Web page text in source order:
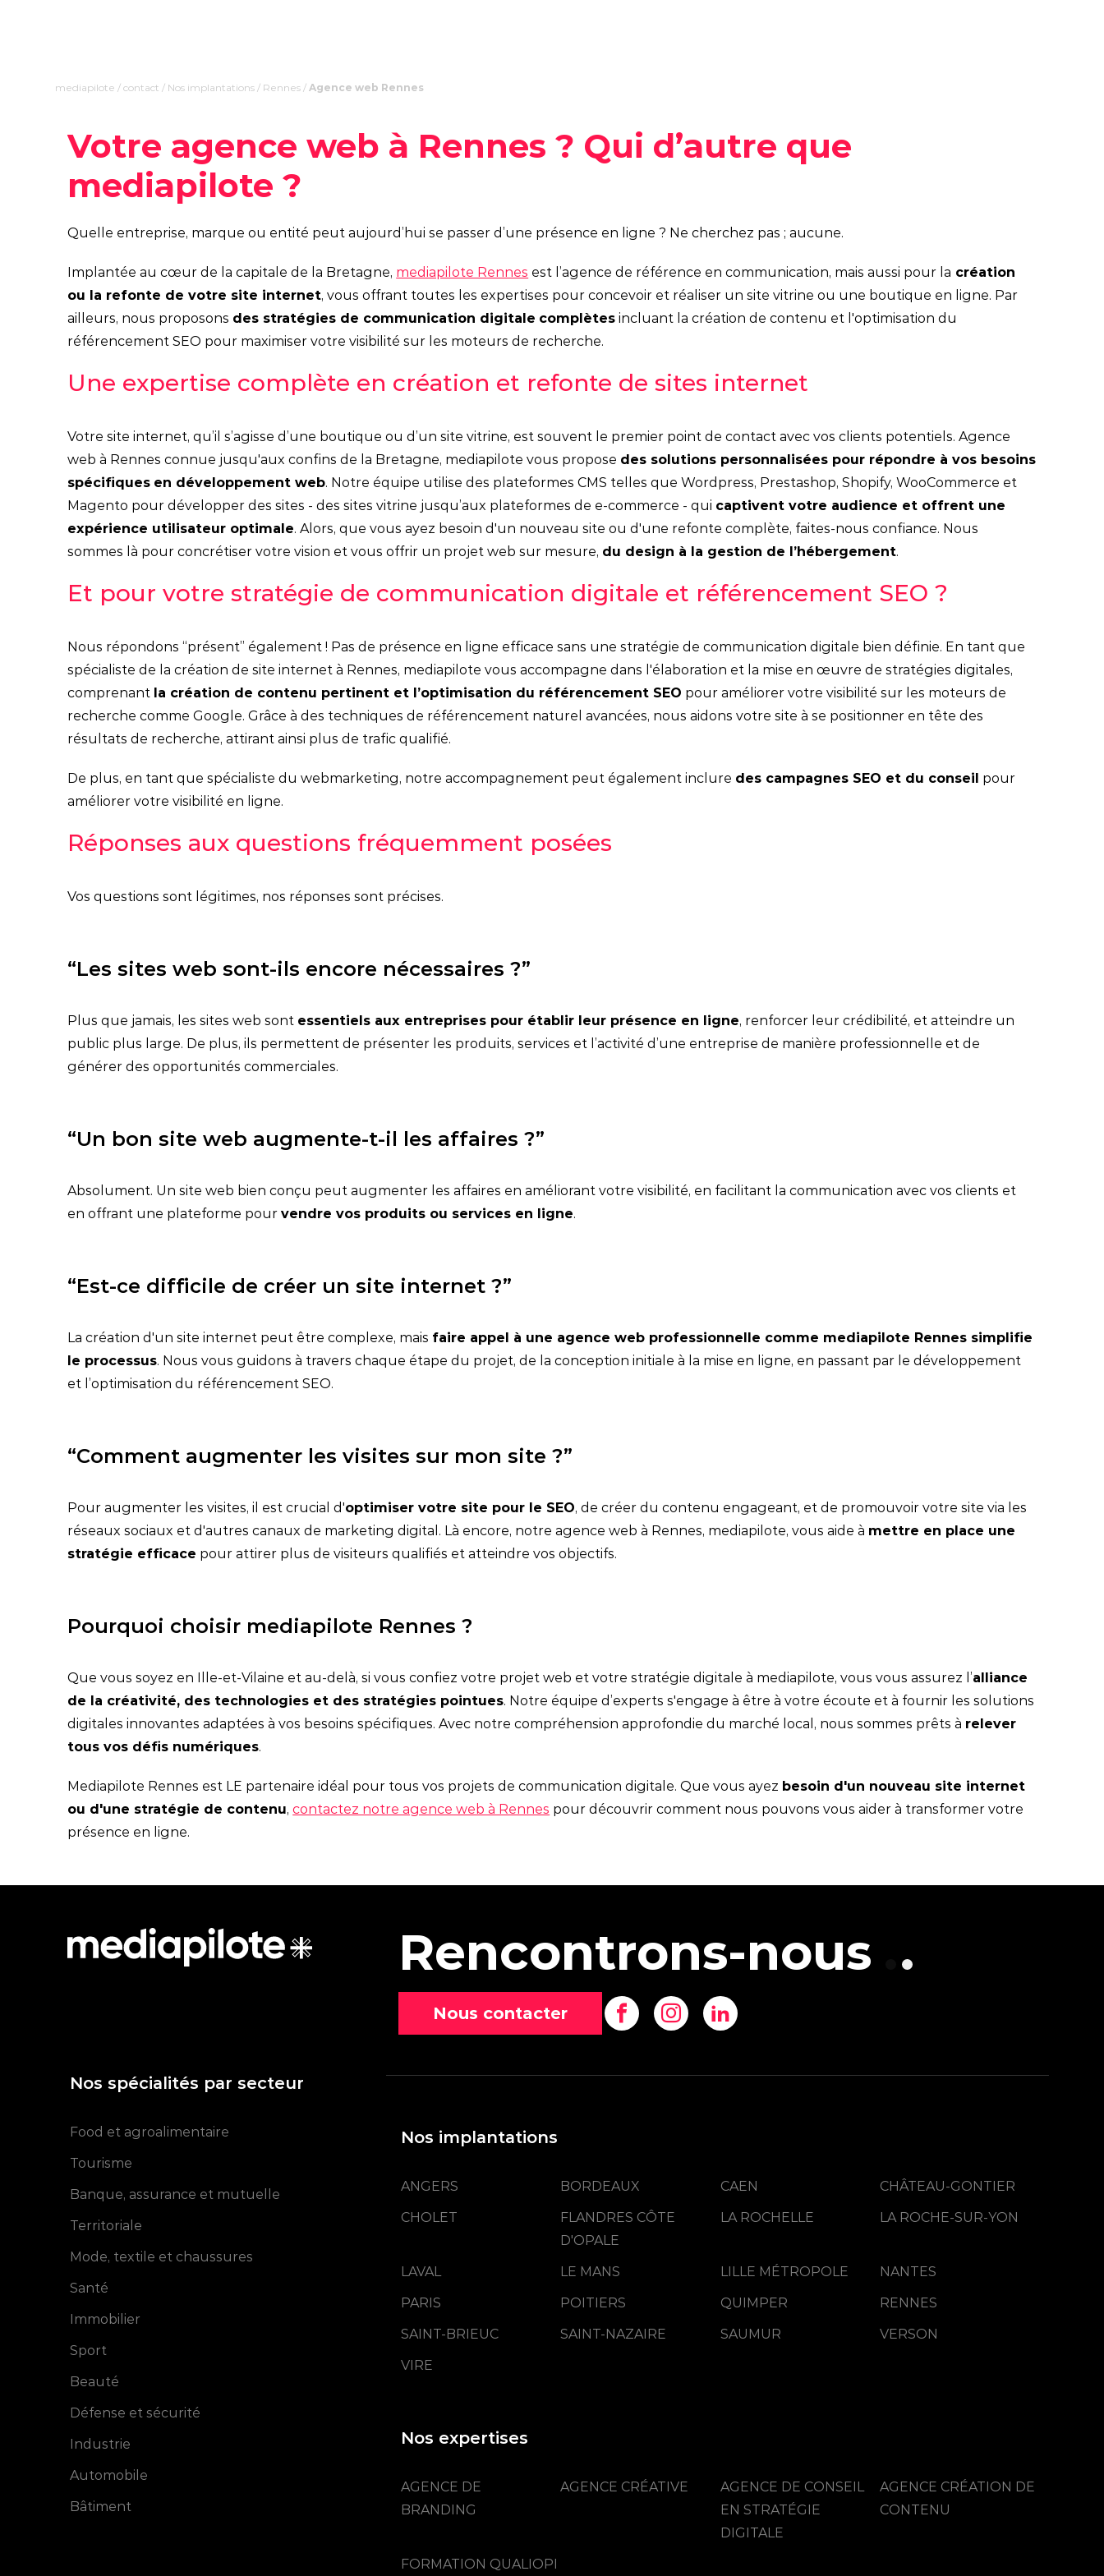
Stratégie
Stratégie de
Stratégie digitale
Campagne créative
Social media
Pack Impact
Faites décoller les
labellisées Qualiopi et
dispensées par nos
mediapilote /contact / Nos implantations / Rennes /Agence web Rennes
Votre agence web à Rennes ? Qui d’autre que
mediapilote ?
Quelle entreprise, marque ou entité peut aujourd’hui se passer d’une présence en ligne ? Ne cherchez pas ; aucune.
Implantée au cœur de la capitale de la Bretagne, mediapilote Rennes est l’agence de référence en communication, mais aussi pour la création
ou la refonte de votre site internet, vous offrant toutes les expertises pour concevoir et réaliser un site vitrine ou une boutique en ligne. Par
ailleurs, nous proposons des stratégies de communication digitale complètes incluant la création de contenu et l'optimisation du
référencement SEO pour maximiser votre visibilité sur les moteurs de recherche.
Une expertise complète en création et refonte de sites internet
Votre site internet, qu’il s’agisse d’une boutique ou d’un site vitrine, est souvent le premier point de contact avec vos clients potentiels. Agence
web à Rennes connue jusqu'aux confins de la Bretagne, mediapilote vous propose des solutions personnalisées pour répondre à vos besoins
spécifiques en développement web. Notre équipe utilise des plateformes CMS telles que Wordpress, Prestashop, Shopify, WooCommerce et
Magento pour développer des sites - des sites vitrine jusqu’aux plateformes de e-commerce - qui captivent votre audience et offrent une
expérience utilisateur optimale. Alors, que vous ayez besoin d'un nouveau site ou d'une refonte complète, faites-nous confiance. Nous
sommes là pour concrétiser votre vision et vous offrir un projet web sur mesure, du design à la gestion de l’hébergement.
Et pour votre stratégie de communication digitale et référencement SEO ?
Nous répondons “présent” également ! Pas de présence en ligne efficace sans une stratégie de communication digitale bien définie. En tant que
spécialiste de la création de site internet à Rennes, mediapilote vous accompagne dans l'élaboration et la mise en œuvre de stratégies digitales,
comprenant la création de contenu pertinent et l’optimisation du référencement SEO pour améliorer votre visibilité sur les moteurs de
recherche comme Google. Grâce à des techniques de référencement naturel avancées, nous aidons votre site à se positionner en tête des
résultats de recherche, attirant ainsi plus de trafic qualifié.
De plus, en tant que spécialiste du webmarketing, notre accompagnement peut également inclure des campagnes SEO et du conseil pour
améliorer votre visibilité en ligne.
Réponses aux questions fréquemment posées
Vos questions sont légitimes, nos réponses sont précises.
“Les sites web sont-ils encore nécessaires ?”
Plus que jamais, les sites web sont essentiels aux entreprises pour établir leur présence en ligne, renforcer leur crédibilité, et atteindre un
public plus large. De plus, ils permettent de présenter les produits, services et l’activité d’une entreprise de manière professionnelle et de
générer des opportunités commerciales.
“Un bon site web augmente-t-il les affaires ?”
Absolument. Un site web bien conçu peut augmenter les affaires en améliorant votre visibilité, en facilitant la communication avec vos clients et
en offrant une plateforme pourvendre vos produits ou services en ligne.
“Est-ce difficile de créer un site internet ?”
La création d'un site internet peut être complexe, mais faire appel à une agence web professionnelle comme mediapilote Rennes simplifie
le processus. Nous vous guidons à travers chaque étape du projet, de la conception initiale à la mise en ligne, en passant par le développement
et l’optimisation du référencement SEO.
“Comment augmenter les visites sur mon site ?”
Pour augmenter les visites, il est crucial d'optimiser votre site pour le SEO, de créer du contenu engageant, et de promouvoir votre site via les
réseaux sociaux et d'autres canaux de marketing digital. Là encore, notre agence web à Rennes, mediapilote, vous aide à mettre en place une
stratégie efficace pour attirer plus de visiteurs qualifiés et atteindre vos objectifs.
Pourquoi choisir mediapilote Rennes ?
Que vous soyez en Ille-et-Vilaine et au-delà, si vous confiez votre projet web et votre stratégie digitale à mediapilote, vous vous assurez l’alliance
de la créativité, des technologies et des stratégies pointues. Notre équipe d’experts s'engage à être à votre écoute et à fournir les solutions
digitales innovantes adaptées à vos besoins spécifiques. Avec notre compréhension approfondie du marché local, nous sommes prêts à relever
tous vos défis numériques.
Mediapilote Rennes est LE partenaire idéal pour tous vos projets de communication digitale. Que vous ayez besoin d'un nouveau site internet
ou d'une stratégie de contenu,contactez notre agence web à Rennes pour découvrir comment nous pouvons vous aider à transformer votre
présence en ligne.
Rencontrons-nous
Nous contacter
Nos spécialités par secteur
Food et agroalimentaire
Tourisme
Banque, assurance et mutuelle
Territoriale
Mode, textile et chaussures
Santé
Immobilier
Sport
Beauté
Défense et sécurité
Industrie
Automobile
Bâtiment
Nos implantations
ANGERS BORDEAUX CAEN
CHÂTEAU-GONTIER
CHOLET
FLANDRES CÔTE
D'OPALE
LA ROCHELLE LA ROCHE-SUR-YON
LAVAL LE MANS LILLE MÉTROPOLE
NANTES
PARIS
POITIERS QUIMPER
RENNES
SAINT-BRIEUC
SAINT-NAZAIRE SAUMUR
VERSON
VIRE
Nos expertises
AGENCE DE
BRANDING
AGENCE CRÉATIVE
AGENCE DE CONSEIL
EN STRATÉGIE
DIGITALE
AGENCE CRÉATION DE
CONTENU
FORMATION QUALIOPI